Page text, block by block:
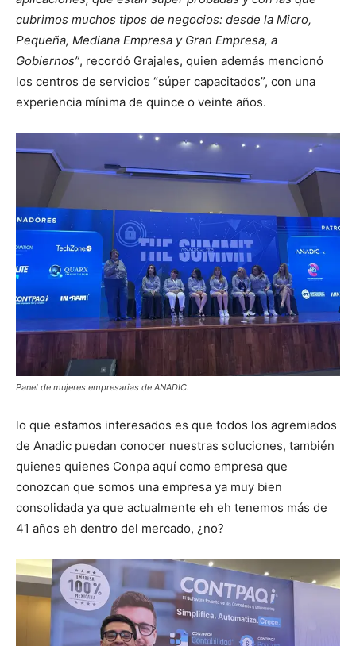
cubrimos muchos tipos de negocios: desde la Micro,
Pequeña, Mediana Empresa y Gran Empresa, a
Gobiernos”, recordó Grajales, quien además mencionó
los centros de servicios “súper capacitados”, con una
experiencia mínima de quince o veinte años.
Panel de mujeres empresarias de ANADIC.
lo que estamos interesados es que todos los agremiados
de Anadic puedan conocer nuestras soluciones, también
quienes quienes Conpa aquí como empresa que
conozcan que somos una empresa ya muy bien
consolidada ya que actualmente eh eh tenemos más de
41 años eh dentro del mercado, ¿no?